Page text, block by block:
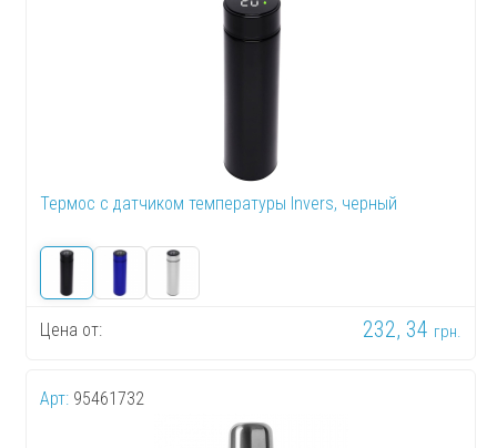
Термос с датчиком температуры Invers, черный
Цена от: 232, 34 грн.
Арт: 95461732